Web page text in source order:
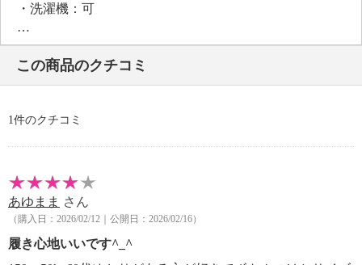
・洗濯機：可
・漂白処理：塩素系・酸素系漂白不可
・タンブル乾燥：不可
・自然乾燥：日陰の吊り干し
・アイロン仕上げ：可（中温）
・ウエットクリーニング：可
【メンテナンス（ケアラベル）】
・単品洗い
・水や汗などによる色落ち、色移り注意
・摩擦による色落ち、色移り注意
【個体差あり】
・個体差あり
この商品のクチコミ
1件のクチコミ
あゆまま さん
（購入日：2026/02/12｜公開日：2026/02/16）
履き心地いいです^_^